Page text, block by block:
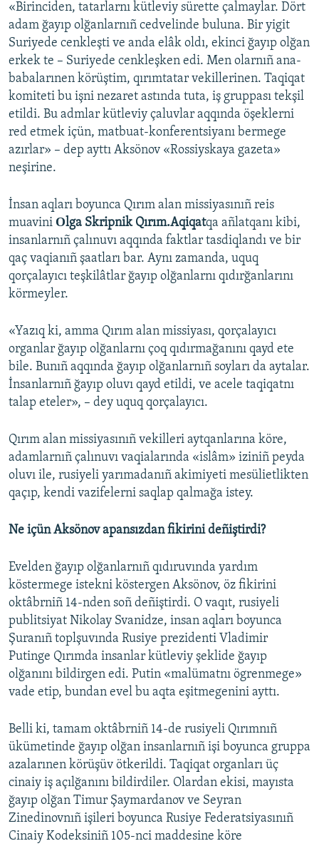
«Birinciden, tatarlarnı kütleviy sürette çalmaylar. Dört
adam ğayıp olğanlarnıñ cedvelinde buluna. Bir yigit
Suriyede cenkleşti ve anda elâk oldı, ekinci ğayıp olğan
erkek te – Suriyede cenkleşken edi. Men olarnıñ ana-
babalarınen körüştim, qırımtatar vekillerinen. Taqiqat
komiteti bu işni nezaret astında tuta, iş gruppası tekşil
etildi. Bu admlar kütleviy çaluvlar aqqında öşeklerni
red etmek içün, matbuat-konferentsiyanı bermege
azırlar» – dep ayttı Aksönov «Rossiyskaya gazeta»
neşirine.
İnsan aqları boyunca Qırım alan missiyasınıñ reis
muavini Оlga Skripnik Qırım.Aqiqatqa añlatqanı kibi,
insanlarnıñ çalınuvı aqqında faktlar tasdiqlandı ve bir
qaç vaqianıñ şaatları bar. Aynı zamanda, uquq
qorçalayıcı teşkilâtlar ğayıp olğanlarnı qıdırğanlarını
körmeyler.
«Yazıq ki, amma Qırım alan missiyası, qorçalayıcı
organlar ğayıp olğanlarnı çoq qıdırmağanını qayd ete
bile. Bunıñ aqqında ğayıp olğanlarnıñ soyları da aytalar.
İnsanlarnıñ ğayıp oluvı qayd etildi, ve acele taqiqatnı
talap eteler», – dey uquq qorçalayıcı.
Qırım alan missiyasınıñ vekilleri aytqanlarına köre,
adamlarnıñ çalınuvı vaqialarında «islâm» iziniñ peyda
oluvı ile, rusiyeli yarımadanıñ akimiyeti mesülietlikten
qaçıp, kendi vazifelerni saqlap qalmağa istey.
Ne içün Aksönov apansızdan fikirini deñiştirdi?
Evelden ğayıp olğanlarnıñ qıdıruvında yardım
köstermege istekni köstergen Aksönov, öz fikirini
oktâbrniñ 14-nden soñ deñiştirdi. O vaqıt, rusiyeli
publitsiyat Nikolay Svanidze, insan aqları boyunca
Şuranıñ toplşuvında Rusiye prezidenti Vladimir
Putinge Qırımda insanlar kütleviy şeklide ğayıp
olğanını bildirgen edi. Putin «malümatnı ögrenmege»
vade etip, bundan evel bu aqta eşitmegenini ayttı.
Belli ki, tamam oktâbrniñ 14-de rusiyeli Qırımnıñ
ükümetinde ğayıp olğan insanlarnıñ işi boyunca gruppa
azalarınen körüşüv ötkerildi. Taqiqat organları üç
cinaiy iş açılğanını bildirdiler. Olardan ekisi, mayısta
ğayıp olğan Timur Şaymardanov ve Seyran
Zinedinovnıñ işileri boyunca Rusiye Federatsiyasınıñ
Cinaiy Kodeksiniñ 105-nci maddesine köre